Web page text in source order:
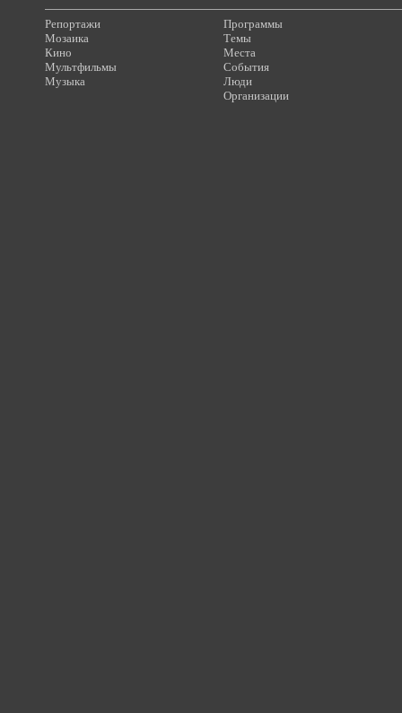
Репортажи
Мозаика
Кино
Мультфильмы
Музыка
Программы
Темы
Места
События
Люди
Организации